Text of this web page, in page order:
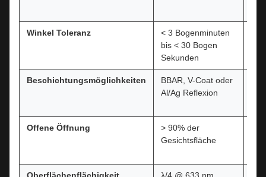
Winkel Toleranz
< 3 Bogenminuten
bis < 30 Bogen
Sekunden
Beschichtungsmöglichkeiten
BBAR, V-Coat oder
Al/Ag Reflexion
Offene Öffnung
> 90% der
Gesichtsfläche